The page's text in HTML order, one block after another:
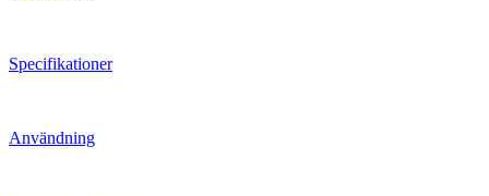
Specifikationer
Användning